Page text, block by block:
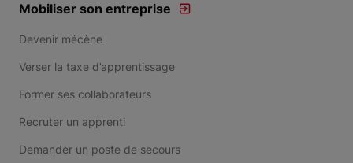
Mobiliser son entreprise
Devenir mécène
Verser la taxe d’apprentissage
Former ses collaborateurs
Recruter un apprenti
Demander un poste de secours